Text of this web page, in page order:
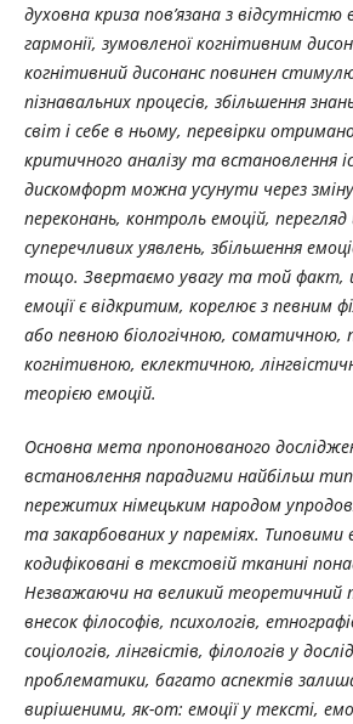
духовна криза пов’язана з відсутністю
гармонії, зумовленої когнітивним
когнітивний дисонанс повинен
пізнавальних процесів, збільшення
світ і себе в ньому, перевірки
критичного аналізу та встановлення
дискомфорт можна усунути через
переконань, контроль емоцій,
суперечливих уявлень, збільшення
тощо. Звертаємо увагу та той факт,
емоції є відкритим, корелює з певним
або певною біологічною, соматичною,
когнітивною, еклектичною,
теорією емоцій.
Основна мета пропонованого
встановлення парадигми найбільш
пережитих німецьким народом
та закарбованих у пареміях. Типовими
кодифіковані в текстовій тканині
Незважаючи на великий теоретичний
внесок філософів, психологів,
соціологів, лінгвістів, філологів у
проблематики, багато аспектів
вирішеними, як-от: емоції у тексті,